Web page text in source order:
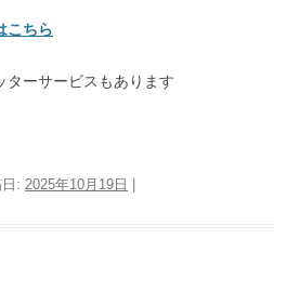
こちら
ターサービスもあります
日: 2025年10月19日